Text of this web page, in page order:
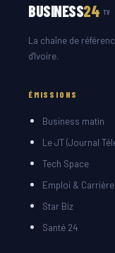
BUSINESS24 TV
La chaîne de
d'Ivoire.
ÉMISSIONS
Business matin
Le JT (Journal
Tech Space
Emploi & Carrière
Star Biz
Santé 24